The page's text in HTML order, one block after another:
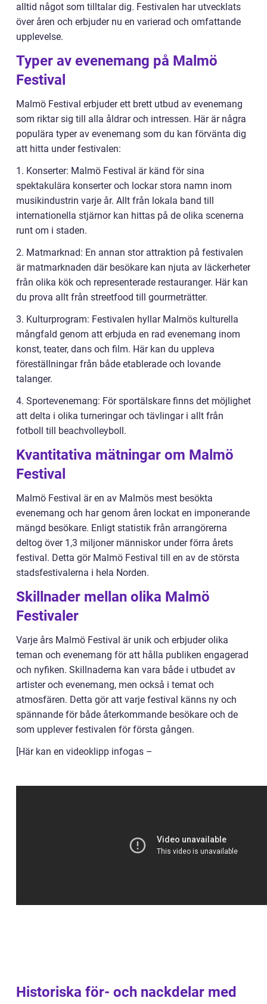
alltid något som tilltalar dig. Festivalen har utvecklats
över åren och erbjuder nu en varierad och omfattande
upplevelse.
Typer av evenemang på Malmö
Festival
Malmö Festival erbjuder ett brett utbud av evenemang
som riktar sig till alla åldrar och intressen. Här är några
populära typer av evenemang som du kan förvänta dig
att hitta under festivalen:
1. Konserter: Malmö Festival är känd för sina
spektakulära konserter och lockar stora namn inom
musikindustrin varje år. Allt från lokala band till
internationella stjärnor kan hittas på de olika scenerna
runt om i staden.
2. Matmarknad: En annan stor attraktion på festivalen
är matmarknaden där besökare kan njuta av läckerheter
från olika kök och representerade restauranger. Här kan
du prova allt från streetfood till gourmeträtter.
3. Kulturprogram: Festivalen hyllar Malmös kulturella
mångfald genom att erbjuda en rad evenemang inom
konst, teater, dans och film. Här kan du uppleva
föreställningar från både etablerade och lovande
talanger.
4. Sportevenemang: För sportälskare finns det möjlighet
att delta i olika turneringar och tävlingar i allt från
fotboll till beachvolleyboll.
Kvantitativa mätningar om Malmö
Festival
Malmö Festival är en av Malmös mest besökta
evenemang och har genom åren lockat en imponerande
mängd besökare. Enligt statistik från arrangörerna
deltog över 1,3 miljoner människor under förra årets
festival. Detta gör Malmö Festival till en av de största
stadsfestivalerna i hela Norden.
Skillnader mellan olika Malmö
Festivaler
Varje års Malmö Festival är unik och erbjuder olika
teman och evenemang för att hålla publiken engagerad
och nyfiken. Skillnaderna kan vara både i utbudet av
artister och evenemang, men också i temat och
atmosfären. Detta gör att varje festival känns ny och
spännande för både återkommande besökare och de
som upplever festivalen för första gången.
[Här kan en videoklipp infogas –
Historiska för- och nackdelar med